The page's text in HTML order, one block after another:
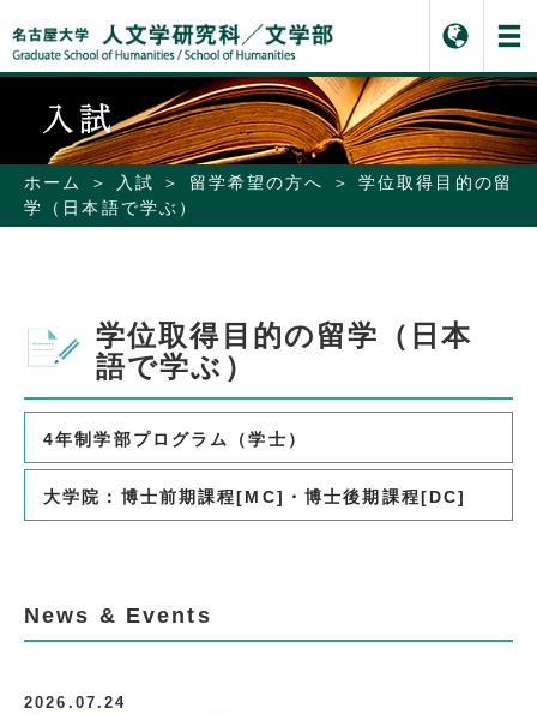
ホーム 入試 留学希望の方へ
学位取得目的の留
学（日本語で学ぶ）
学位取得目的の留学（日本
語で学ぶ）
4年制学部プログラム（学士）
大学院：博士前期課程[MC]・博士後期課程[DC]
News & Events
2026.07.24